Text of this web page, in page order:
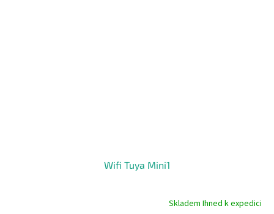
Wifi Tuya Mini1
Skladem Ihned k expedici